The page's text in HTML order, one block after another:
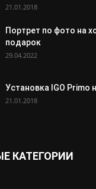
21.01.2018
Портрет по фото на
подарок
29.04.2022
Установка IGO Primo
21.01.2018
КАТЕГОРИИ